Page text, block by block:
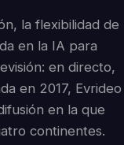
la flexibilidad de
en la IA para
en directo,
en 2017, Evrideo
en la que
continentes.